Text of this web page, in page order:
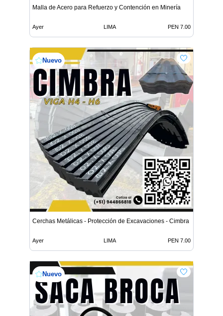
Malla de Acero para Refuerzo y Contención en Minería
Ayer LIMA PEN 7.00
Nuevo
Cerchas Metálicas - Protección de Excavaciones - Cimbra
Ayer LIMA PEN 7.00
Nuevo